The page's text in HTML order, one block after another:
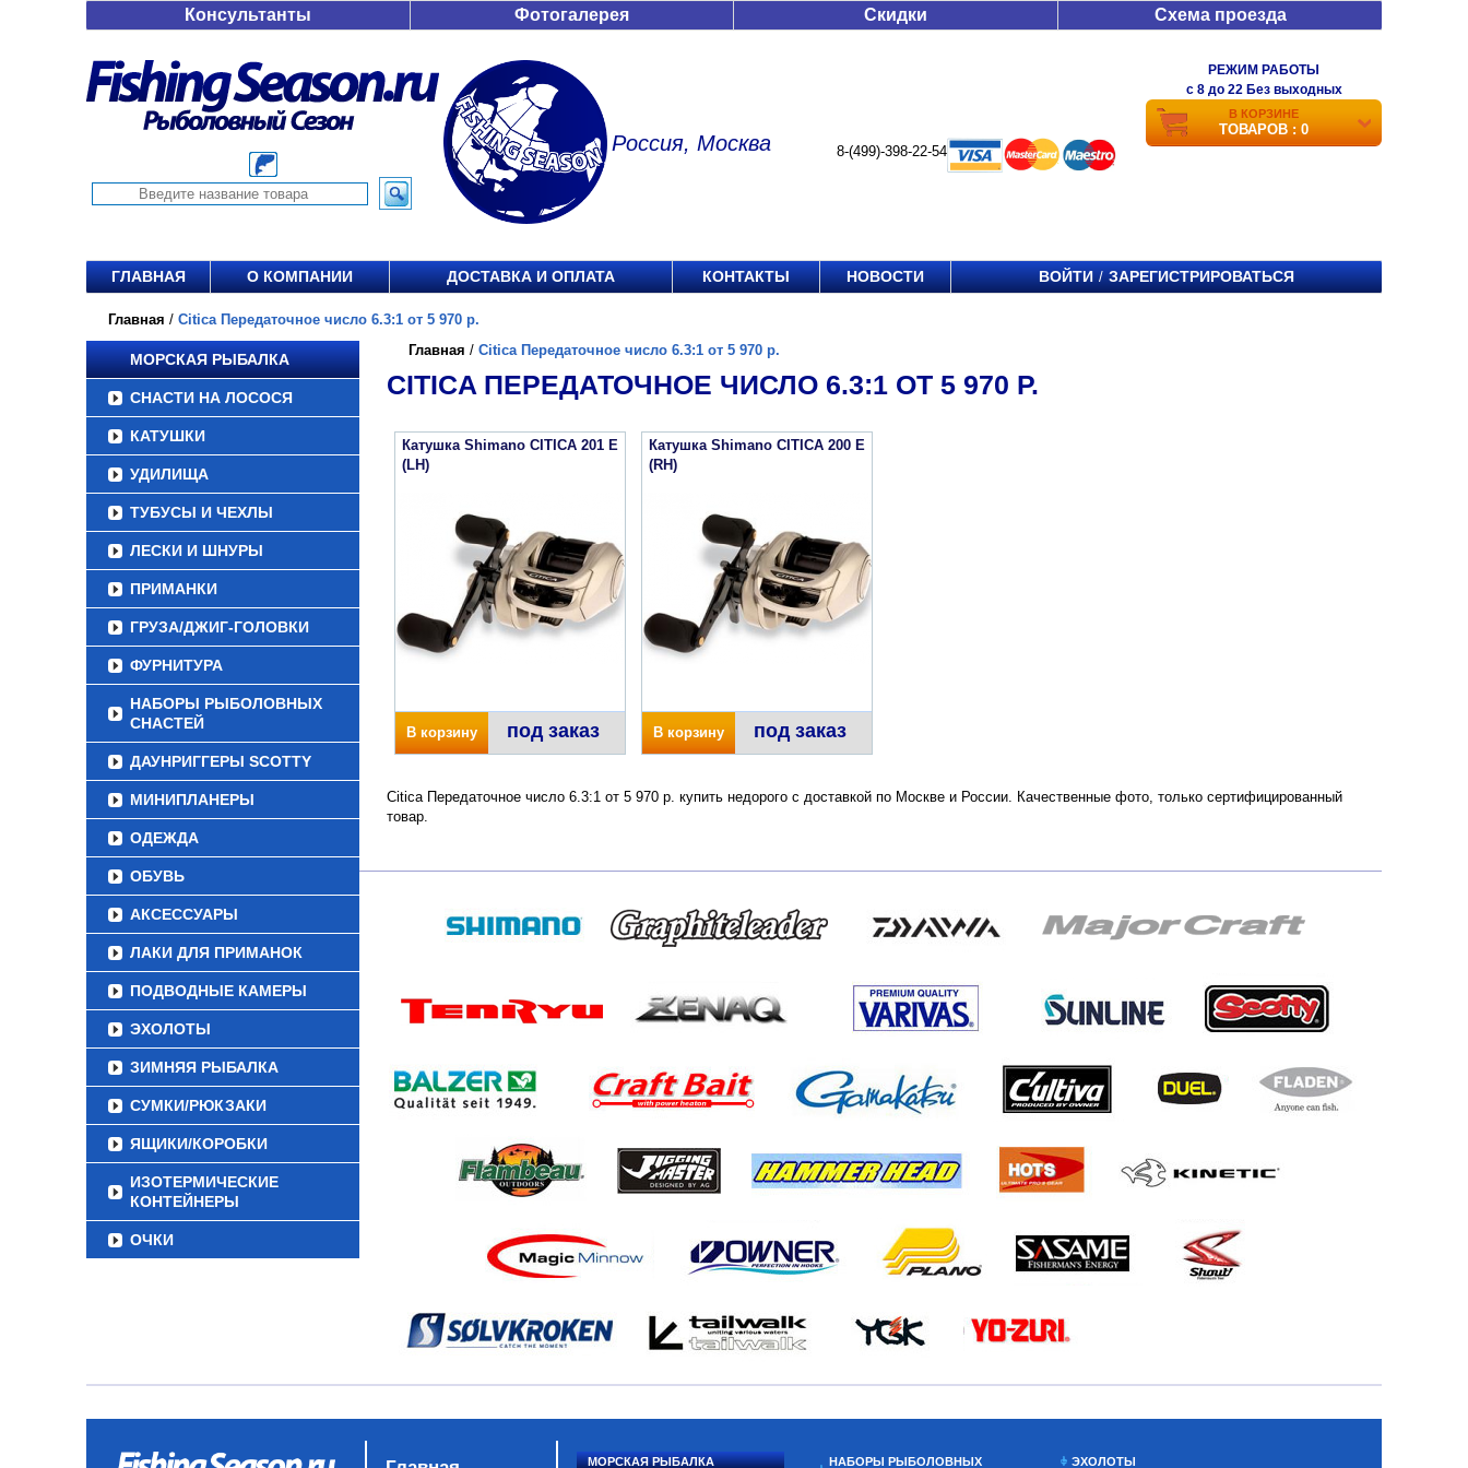
Консультанты Фотогалерея Скидки Схема проезда
Россия, Москва 8-(499)-398-22-54
РЕЖИМ РАБОТЫ
c 8 до 22 Без выходных
В КОРЗИНЕ
ТОВАРОВ : 0
ГЛАВНАЯ О КОМПАНИИ ДОСТАВКА И ОПЛАТА КОНТАКТЫ НОВОСТИ ВОЙТИ / ЗАРЕГИСТРИРОВАТЬСЯ
Главная / Citica Передаточное число 6.3:1 от 5 970 р.
МОРСКАЯ РЫБАЛКА
СНАСТИ НА ЛОСОСЯ
КАТУШКИ
УДИЛИЩА
ТУБУСЫ И ЧЕХЛЫ
ЛЕСКИ И ШНУРЫ
ПРИМАНКИ
ГРУЗА/ДЖИГ-ГОЛОВКИ
ФУРНИТУРА
НАБОРЫ РЫБОЛОВНЫХ
СНАСТЕЙ
ДАУНРИГГЕРЫ SCOTTY
МИНИПЛАНЕРЫ
ОДЕЖДА
ОБУВЬ
АКСЕССУАРЫ
ЛАКИ ДЛЯ ПРИМАНОК
ПОДВОДНЫЕ КАМЕРЫ
ЭХОЛОТЫ
ЗИМНЯЯ РЫБАЛКА
СУМКИ/РЮКЗАКИ
ЯЩИКИ/КОРОБКИ
ИЗОТЕРМИЧЕСКИЕ
КОНТЕЙНЕРЫ
ОЧКИ
Главная / Citica Передаточное число 6.3:1 от 5 970 р.
CITICA ПЕРЕДАТОЧНОЕ ЧИСЛО 6.3:1 ОТ 5 970 Р.
Катушка Shimano CITICA 201 E
(LH)
В корзину под заказ
Катушка Shimano CITICA 200 E
(RH)
В корзину под заказ
Citica Передаточное число 6.3:1 от 5 970 р. купить недорого с доставкой по Москве и России. Качественные фото, только сертифицированный
товар.
МОРСКАЯ РЫБАЛКА НАБОРЫ РЫБОЛОВНЫХ ЭХОЛОТЫ